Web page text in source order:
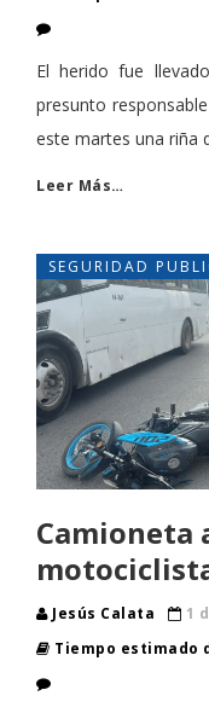
El herido fue
presunto
este martes una riña
Leer Más…
SEGURIDAD
Camioneta
Jesús Calata
1
Tiempo estimado